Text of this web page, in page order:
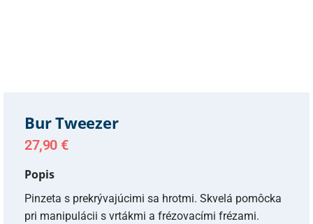
Bur Tweezer
27,90 €
Popis
Pinzeta s prekrývajúcimi sa hrotmi. Skvelá pomôcka
pri manipulácii s vrtákmi a frézovacími frézami.